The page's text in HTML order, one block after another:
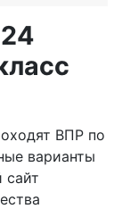
ВПР по
варианты
сайт